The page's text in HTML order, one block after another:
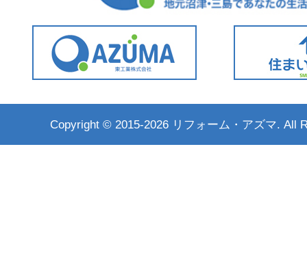
Copyright © 2015-2026 リフォーム・アズマ. All